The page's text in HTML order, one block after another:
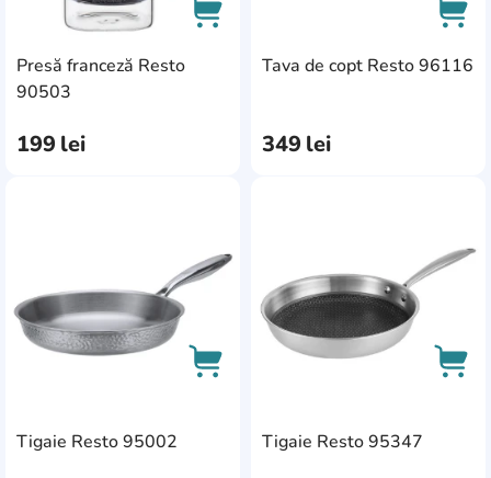
Presă franceză Resto
90503
199 lei
Tava de copt Resto 96116
349 lei
Tigaie Resto 95002 AddCardToCart
Tigaie Resto 95347